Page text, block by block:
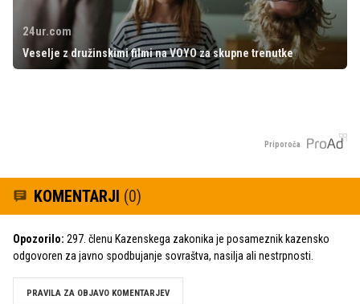
24ur.com
Veselje z družinskimi filmi na VOYO za skupne trenutke
Priporoča
KOMENTARJI (0)
Opozorilo: 297. členu Kazenskega zakonika je posameznik kazensko
odgovoren za javno spodbujanje sovraštva, nasilja ali nestrpnosti.
PRAVILA ZA OBJAVO KOMENTARJEV